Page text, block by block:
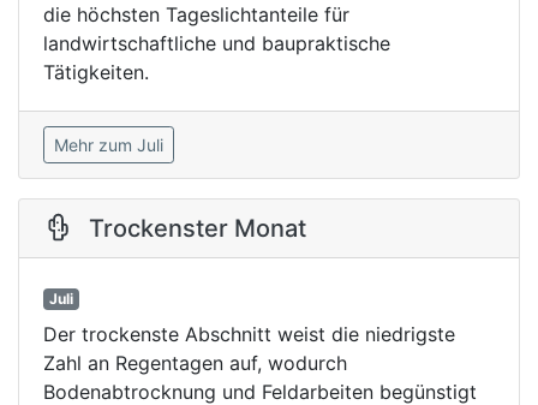
die höchsten Tageslichtanteile für
landwirtschaftliche und baupraktische
Tätigkeiten.
Mehr zum Juli
Trockenster Monat
Juli
Der trockenste Abschnitt weist die niedrigste
Zahl an Regentagen auf, wodurch
Bodenabtrocknung und Feldarbeiten begünstigt